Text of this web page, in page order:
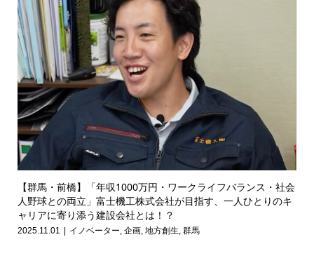
【群馬・前橋】「年収1000万円・ワークライフバランス・社会
人野球との両立」富士機工株式会社が目指す、一人ひとりのキ
ャリアに寄り添う建設会社とは！？
2025.11.01 イノベーター, 企画, 地方創生, 群馬